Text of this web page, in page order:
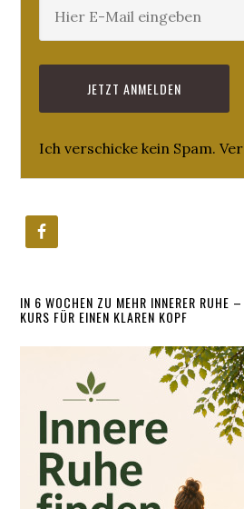
Ich verschicke kein Spam.
IN 6 WOCHEN ZU MEHR INNERER RUHE
KURS FÜR EINEN KLAREN KOPF